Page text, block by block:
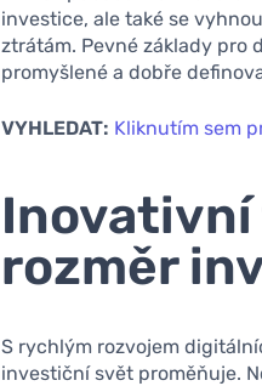
investice, ale také se
ztrátám. Pevné základy pro
promyšlené a dobře
VYHLEDAT: Kliknutím sem
Inovativní
rozměr
S rychlým rozvojem
investiční svět proměňuje.